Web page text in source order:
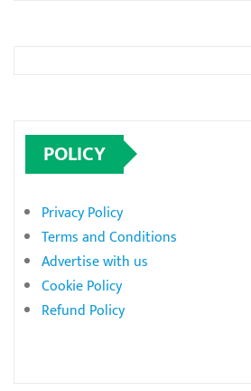
POLICY
Privacy Policy
Terms and Conditions
Advertise with us
Cookie Policy
Refund Policy